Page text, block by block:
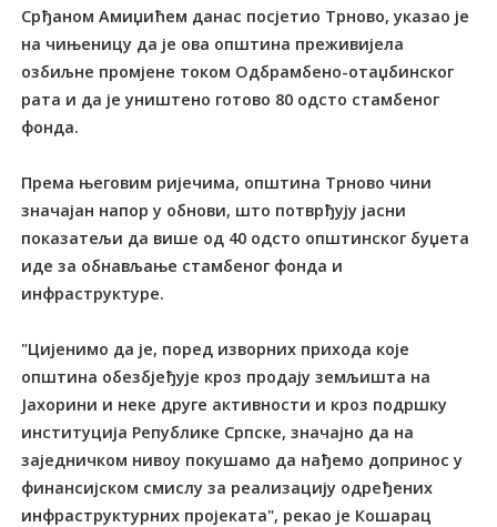
Срђаном Амиџићем данас посјетио Трново, указао је
на чињеницу да је ова општина преживијела
озбиљне промјене током Одбрамбено-отаџбинског
рата и да је уништено готово 80 одсто стамбеног
фонда.
Према његовим ријечима, општина Трново чини
значајан напор у обнови, што потврђују јасни
показатељи да више од 40 одсто општинског буџета
иде за обнављање стамбеног фонда и
инфраструктуре.
"Цијенимо да је, поред изворних прихода које
општина обезбјеђује кроз продају земљишта на
Јахорини и неке друге активности и кроз подршку
институција Републике Српске, значајно да на
заједничком нивоу покушамо да нађемо допринос у
финансијском смислу за реализацију одређених
инфраструктурних пројеката", рекао је Кошарац